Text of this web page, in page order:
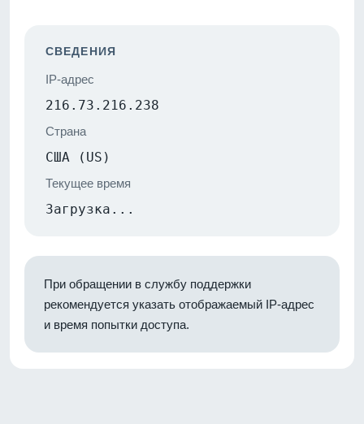
СВЕДЕНИЯ
IP-адрес
216.73.216.238
Страна
США (US)
Текущее время
Загрузка...
При обращении в службу поддержки
рекомендуется указать отображаемый IP-адрес
и время попытки доступа.